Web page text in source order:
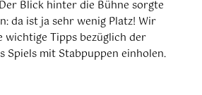
Blick hinter die Bühne sorgte
da ist ja sehr wenig Platz! Wir
wichtige Tipps bezüglich der
Spiels mit Stabpuppen einholen.